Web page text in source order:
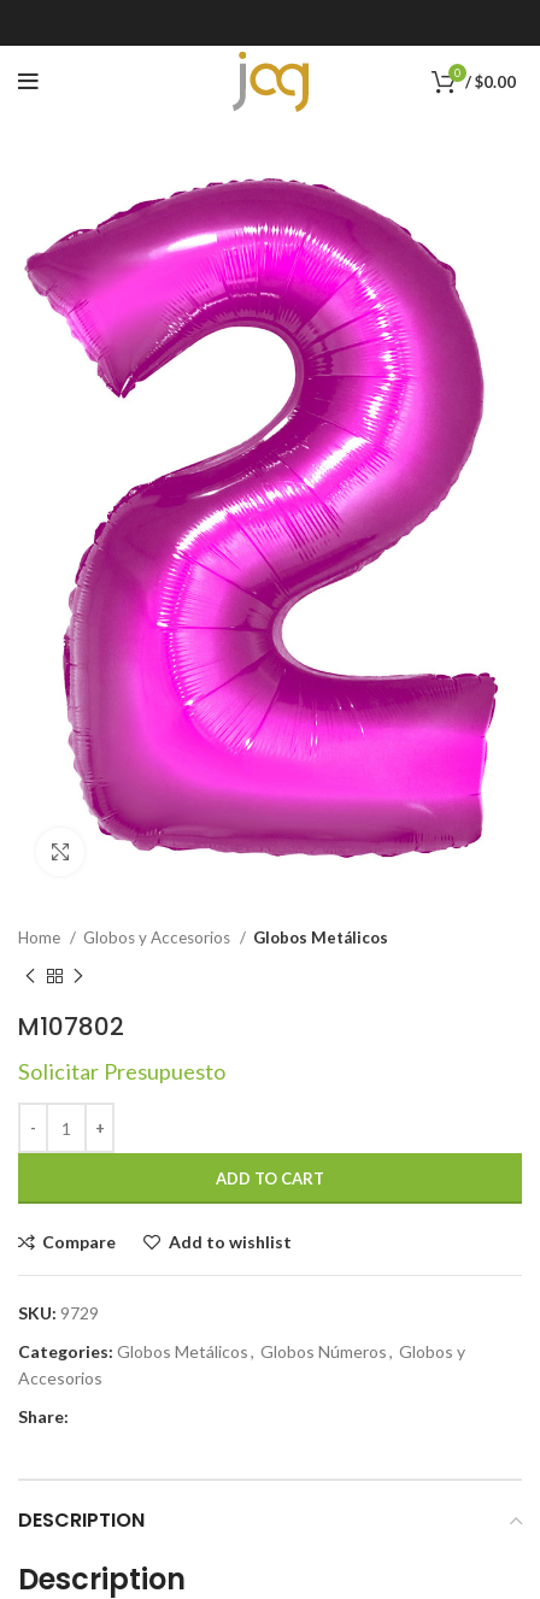
0 /$0.00
Click to enlarge
Home Globos y Accesorios Globos Metálicos
M107802
Solicitar Presupuesto
ADD TO CART
Compare Add to wishlist
SKU: 9729
Categories: Globos Metálicos, Globos Números, Globos y
Accesorios
Share:
DESCRIPTION
Description